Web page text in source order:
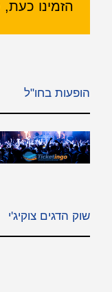
הזמינו כעת,
הופעות בחו"ל
שוק הדגים צוקיג'י